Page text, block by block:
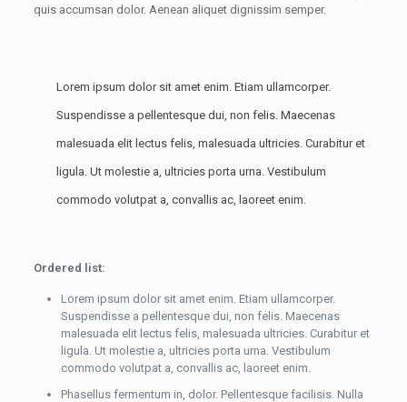
quis accumsan dolor. Aenean aliquet dignissim semper.
Lorem ipsum dolor sit amet enim. Etiam ullamcorper.
Suspendisse a pellentesque dui, non felis. Maecenas
malesuada elit lectus felis, malesuada ultricies. Curabitur et
ligula. Ut molestie a, ultricies porta urna. Vestibulum
commodo volutpat a, convallis ac, laoreet enim.
Ordered list:
Lorem ipsum dolor sit amet enim. Etiam ullamcorper.
Suspendisse a pellentesque dui, non felis. Maecenas
malesuada elit lectus felis, malesuada ultricies. Curabitur et
ligula. Ut molestie a, ultricies porta urna. Vestibulum
commodo volutpat a, convallis ac, laoreet enim.
Phasellus fermentum in, dolor. Pellentesque facilisis. Nulla